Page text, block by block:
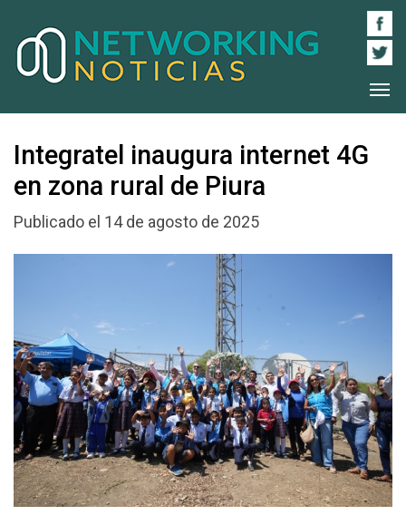
Integratel inaugura internet 4G
en zona rural de Piura
Publicado el 14 de agosto de 2025